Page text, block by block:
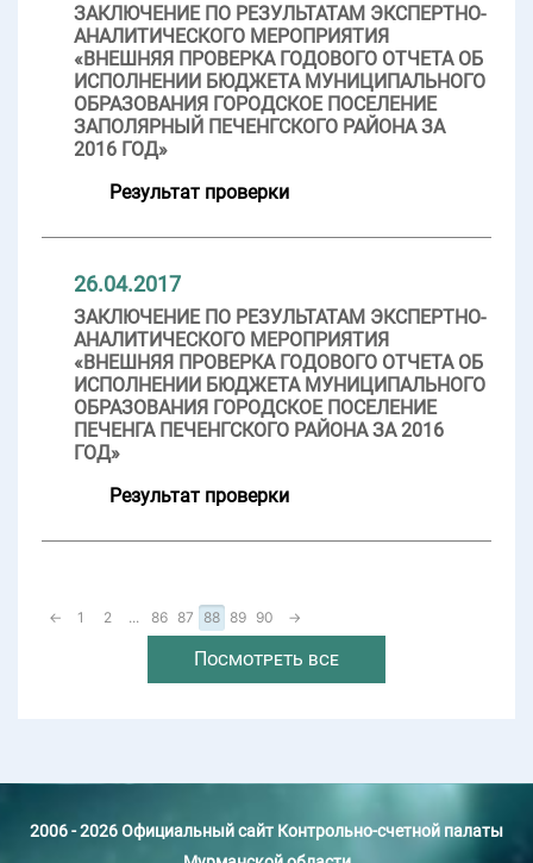
ЗАКЛЮЧЕНИЕ ПО РЕЗУЛЬТАТАМ ЭКСПЕРТНО-
АНАЛИТИЧЕСКОГО МЕРОПРИЯТИЯ
«ВНЕШНЯЯ ПРОВЕРКА ГОДОВОГО ОТЧЕТА ОБ
ИСПОЛНЕНИИ БЮДЖЕТА МУНИЦИПАЛЬНОГО
ОБРАЗОВАНИЯ ГОРОДСКОЕ ПОСЕЛЕНИЕ
ЗАПОЛЯРНЫЙ ПЕЧЕНГСКОГО РАЙОНА ЗА
2016 ГОД»
Результат проверки
26.04.2017
ЗАКЛЮЧЕНИЕ ПО РЕЗУЛЬТАТАМ ЭКСПЕРТНО-
АНАЛИТИЧЕСКОГО МЕРОПРИЯТИЯ
«ВНЕШНЯЯ ПРОВЕРКА ГОДОВОГО ОТЧЕТА ОБ
ИСПОЛНЕНИИ БЮДЖЕТА МУНИЦИПАЛЬНОГО
ОБРАЗОВАНИЯ ГОРОДСКОЕ ПОСЕЛЕНИЕ
ПЕЧЕНГА ПЕЧЕНГСКОГО РАЙОНА ЗА 2016
ГОД»
Результат проверки
← 1 2 ... 86 87 88 89 90 →
Посмотреть все
2006 - 2026 Официальный сайт Контрольно-счетной палаты